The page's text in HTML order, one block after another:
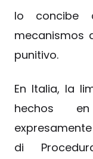
lo concibe
mecanismos
punitivo.
En Italia, la
hechos
di